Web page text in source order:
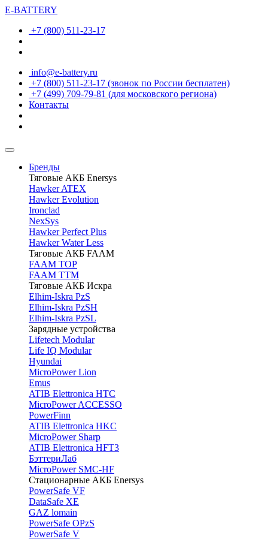
E-BATTERY
+7 (800) 511-23-17
info@e-battery.ru
+7 (800) 511-23-17 (звонок по России бесплатен)
+7 (499) 709-79-81 (для московского региона)
Контакты
Бренды
Тяговые АКБ Enersys
Hawker ATEX
Hawker Evolution
Ironclad
NexSys
Hawker Perfect Plus
Hawker Water Less
Тяговые АКБ FAAM
FAAM TOP
FAAM TTM
Тяговые АКБ Искра
Elhim-Iskra PzS
Elhim-Iskra PzSH
Elhim-Iskra PzSL
Зарядные устройства
Lifetech Modular
Life IQ Modular
Hyundai
MicroPower Lion
Emus
ATIB Elettronica HTC
MicroPower ACCESSO
PowerFinn
ATIB Elettronica HKC
MicroPower Sharp
ATIB Elettronica HFT3
БэттериЛаб
MicroPower SMC-HF
Стационарные АКБ Enersys
PowerSafe VF
DataSafe XE
GAZ lomain
PowerSafe OPzS
PowerSafe V